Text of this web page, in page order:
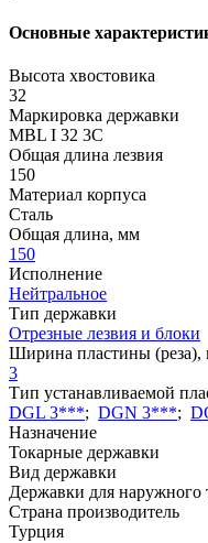
Основные
Высота хвостовика
32
Маркировка державки
MBL I 32 3C
Общая длина лезвия
150
Материал корпуса
Сталь
Общая длина, мм
150
Исполнение
Нейтральное
Тип державки
Отрезные лезвия и блоки
Ширина пластины (реза),
3
Тип устанавливаемой
DGL 3***; DGN 3***;
Назначение
Токарные державки
Вид державки
Державки для наружного
Страна производитель
Турция